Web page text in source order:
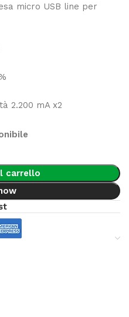
micro USB line per
2.200 mA x2
carrello